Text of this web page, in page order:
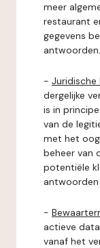
meer
restaurant
gegevens
antwoorden.
- Juridische
dergelijke
is in
van de
met het
beheer van
potentiële
-
actieve
vanaf het